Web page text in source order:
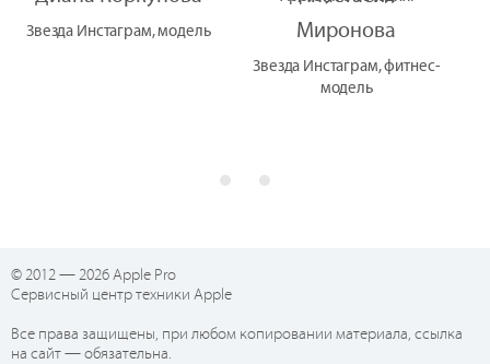
Звезда Инстаграм, модель
Миронова
Звезда Инстаграм, фитнес-
модель
© 2012 — 2026 Apple Pro
Сервисный центр техники Apple
Все права защищены, при любом копировании материала, ссылка
на сайт — обязательна.